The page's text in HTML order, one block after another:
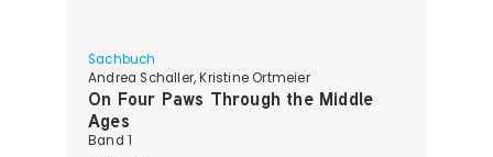
Sachbuch
Andrea Schaller, Kristine Ortmeier
On Four Paws Through the Middle
Ages
Band 1